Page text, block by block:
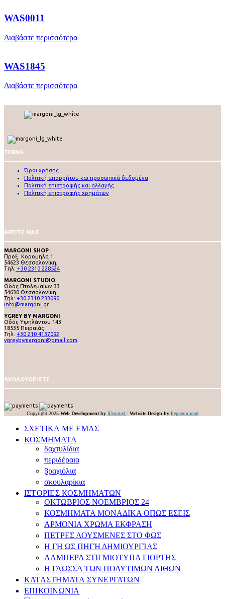
WAS0011
Διαβάστε περισσότερα
WAS1845
Διαβάστε περισσότερα
TERMS
Όροι χρήσης
Πολιτική απορρήτου και προσωπικά δεδομένα
Πολιτική επιστροφής και αλλαγής
Πολιτική επιστροφής χρημάτων
ΒΡΕΙΤΕ ΜΑΣ
MARGONI SHOP
Προξ. Κορομηλα 1.
54623 Θεσσαλονίκη,
Tηλ: +30 2310 228524
MARGONI STUDIO
Οδός Πτολεμαίων 33
54630 Θεσσαλονίκη
Τηλ: +30 2310 233090
info@margoni.gr
YGREY BY MARGONI
Oδός Υψηλάντου 143
18535 Πειραιάς
Τηλ. +30 210 4137092
ygreybymargoni@gmail.com
ΑΚΟΛΟΥΘΕΙΣΤΕ
Copyright 2025 Web Development by IDunited - Website Design by Peppermintad
ΣΧΕΤΙΚΑ ΜΕ ΕΜΑΣ
ΚΟΣΜΗΜΑΤΑ
δαχτυλίδια
περιδέραια
βραχιόλια
σκουλαρίκια
ΙΣΤΟΡΙΕΣ ΚΟΣΜΗΜΑΤΩΝ
ΟΚΤΩΒΡΙΟΣ ΝΟΕΜΒΡΙΟΣ 24
ΚΟΣΜΗΜΑΤΑ ΜΟΝΑΔΙΚΑ ΟΠΩΣ ΕΣΕΙΣ
APMONIA ΧΡΩΜΑ EΚΦΡΑΣΗ
ΠΕΤΡΕΣ ΛΟΥΣΜEΝΕΣ ΣΤΟ ΦΩΣ
Η ΓΗ ΩΣ ΠΗΓΉ ΔΗΜΙΟΥΡΓΊΑΣ
ΛΑΜΠΕΡΑ ΣΤΙΓΜΙΟΤΥΠΑ ΓΙΟΡΤΗΣ
Η ΓΛΩΣΣΑ ΤΩΝ ΠΟΛΥΤΙΜΩΝ ΛΙΘΩΝ
ΚΑΤΑΣΤΗΜΑΤΑ ΣΥΝΕΡΓΑΤΩΝ
ΕΠΙΚΟΙΝΩΝΙΑ